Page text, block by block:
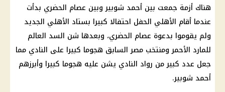
هناك أزمة جمعت بين أحمد شوبيروبين عصام الحضري بدأت
عندما أقام الأهلي الحفل احتفالا كبيرا بستاد الأهلي الجديد
ولم يقوموا بدعوة عصام الحضري، وبعدها شن السد العالم
للمارد الأحمر ومنتخب مصر السابق هجوما كبيرا على النادي مما
جعل عدد كبير من رواد النادي يشن عليه هجوما كبيرا وأبرزهم
أحمد شوبير.